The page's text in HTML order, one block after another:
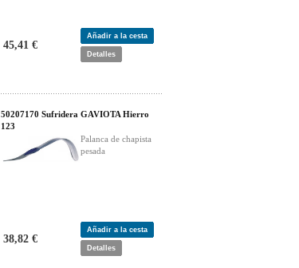
45,41 €
Añadir a la cesta
Detalles
50207170 Sufridera GAVIOTA Hierro
123
Palanca de chapista
pesada
38,82 €
Añadir a la cesta
Detalles